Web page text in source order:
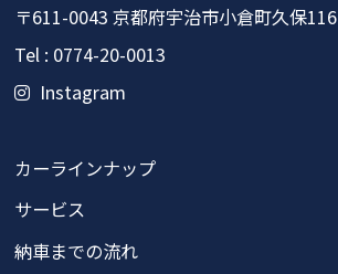
〒611-0043京都府宇治市小倉町久保116
Tel : 0774-20-0013
Instagram
カーラインナップ
サービス
納車までの流れ